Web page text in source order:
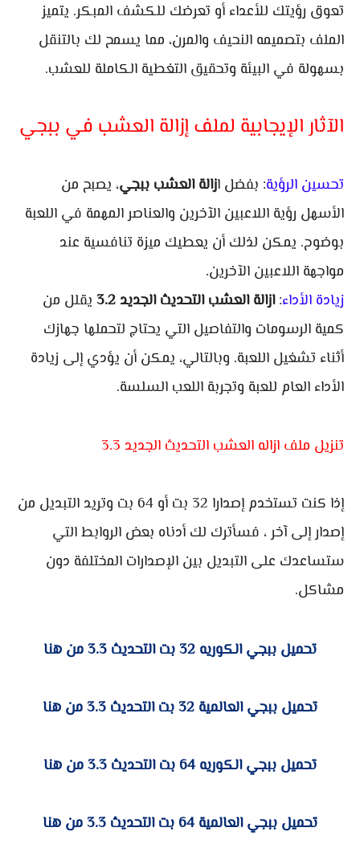
تعوق رؤيتك للأعداء أو تعرضك للكشف المبكر. يتميز
الملف بتصميمه النحيف والمرن، مما يسمح لك بالتنقل
بسهولة في البيئة وتحقيق التغطية الكاملة للعشب.
الآثار الإيجابية لملف إزالة العشب في ببجي
تحسين الرؤية: بفضل ازالة العشب ببجي، يصبح من
الأسهل رؤية اللاعبين الآخرين والعناصر المهمة في اللعبة
بوضوح. يمكن لذلك أن يعطيك ميزة تنافسية عند
مواجهة اللاعبين الآخرين.
زيادة الأداء:ازالة العشب التحديث الجديد 3.2
يقلل من
كمية الرسومات والتفاصيل التي يحتاج لتحملها جهازك
أثناء تشغيل اللعبة. وبالتالي، يمكن أن يؤدي إلى زيادة
الأداء العام للعبة وتجربة اللعب السلسة.
تنزيل ملف ازاله العشب التحديث الجديد 3.3
إذا كنت تستخدم إصدارا 32 بت أو 64 بت وتريد التبديل من
إصدار إلى آخر ، فسأترك لك أدناه بعض الروابط التي
ستساعدك على التبديل بين الإصدارات المختلفة دون
مشاكل.
تحميل ببجي الكوريه 32 بت التحديث 3.3 من هنا
تحميل ببجي العالمية 32 بت التحديث 3.3 من هنا
تحميل ببجي الكوريه 64 بت التحديث 3.3 من هنا
تحميل ببجي العالمية 64 بت التحديث 3.3 من هنا